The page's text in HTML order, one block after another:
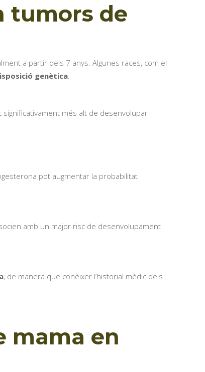
tumors de
a partir dels 7 anys. Algunes races, com el
genètica.
significativament més alt de desenvolupar
pot augmentar la probabilitat
amb un major risc de desenvolupament
, de manera que conèixer l’historial mèdic dels
mama en